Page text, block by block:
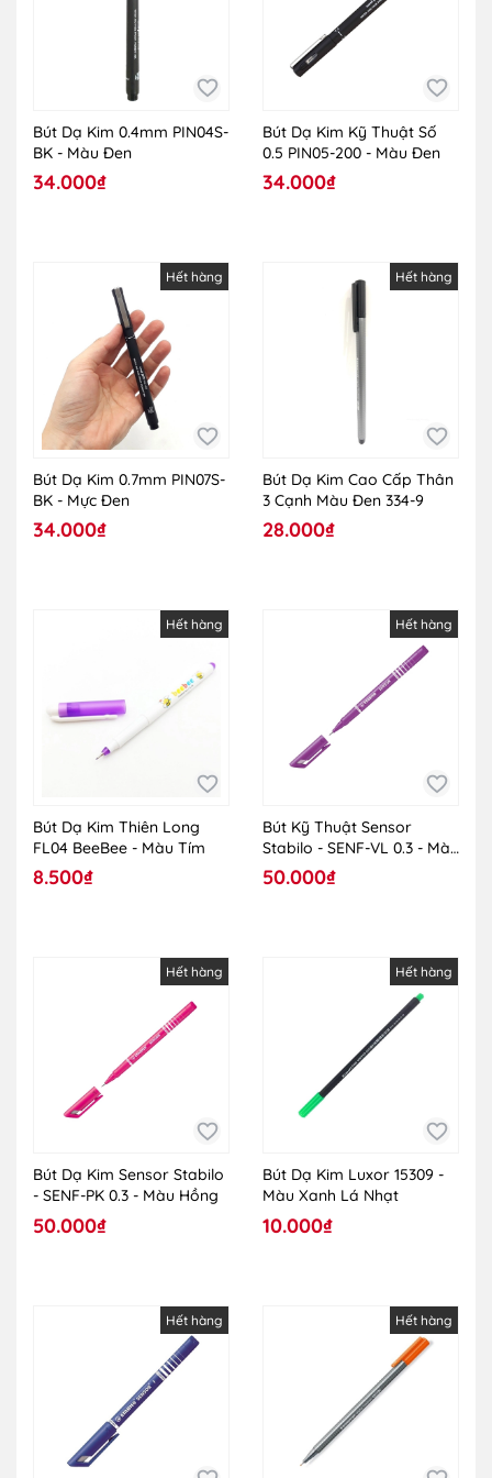
Bút Dạ Kim 0.4mm PIN04S-
BK - Màu Đen
34.000₫
Bút Dạ Kim Kỹ Thuật Số
0.5 PIN05-200 - Màu Đen
34.000₫
Hết hàng
Bút Dạ Kim 0.7mm PIN07S-
BK - Mực Đen
34.000₫
Hết hàng
Bút Dạ Kim Cao Cấp Thân
3 Cạnh Màu Đen 334-9
28.000₫
Hết hàng
Bút Dạ Kim Thiên Long
FL04 BeeBee - Màu Tím
8.500₫
Hết hàng
Bút Kỹ Thuật Sensor
Stabilo - SENF-VL 0.3 - Màu
Tím
50.000₫
Hết hàng
Bút Dạ Kim Sensor Stabilo
- SENF-PK 0.3 - Màu Hồng
50.000₫
Hết hàng
Bút Dạ Kim Luxor 15309 -
Màu Xanh Lá Nhạt
10.000₫
Hết hàng Hết hàng